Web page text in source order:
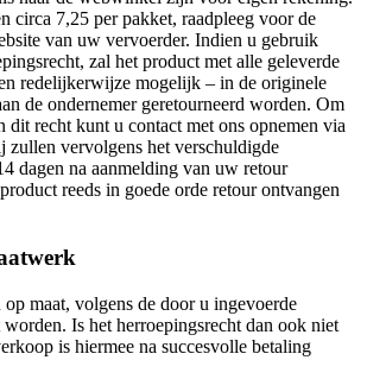
circa 7,25 per pakket, raadpleeg voor de
van uw vervoerder. Indien u gebruik
zal het product met alle geleverde
redelijkerwijze mogelijk – in de originele
de ondernemer geretourneerd worden. Om
dit recht kunt u contact met ons opnemen via
zullen vervolgens het verschuldigde
dagen na aanmelding van uw retour
reeds in goede orde retour ontvangen
maat, volgens de door u ingevoerde
Is het herroepingsrecht dan ook niet
is hiermee na succesvolle betaling